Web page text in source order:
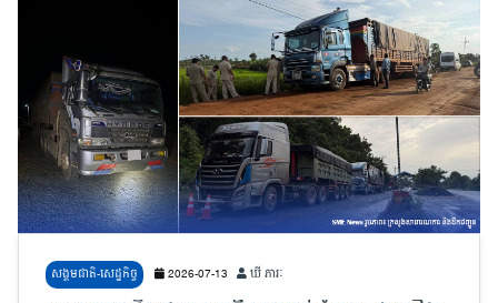
សង្គមជាតិ-សេដ្ឋកិច្ច 2026-07-13 ឃី ភារៈ